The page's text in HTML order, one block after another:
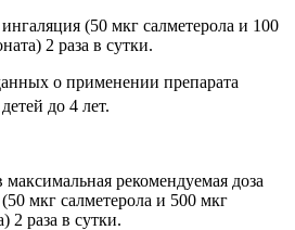
ингаляция (50 мкг салметерола и 100
2 раза в сутки.
о применении препарата
до 4 лет.
рекомендуемая доза
мкг салметерола и 500 мкг
2 раза в сутки.